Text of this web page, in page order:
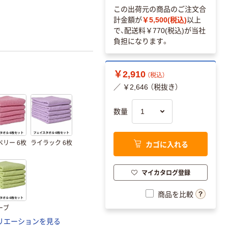
リー 6枚 ライラック 6枚
ブ
エーションを見る
この出荷元の商品のご注文合
計金額が￥5,500(税込)以上
で、配送料￥770(税込)が当社
負担になります。
￥2,910 （税込）
／ ￥2,646 （税抜き）
数量
カゴに入れる
マイカタログ登録
商品を比較